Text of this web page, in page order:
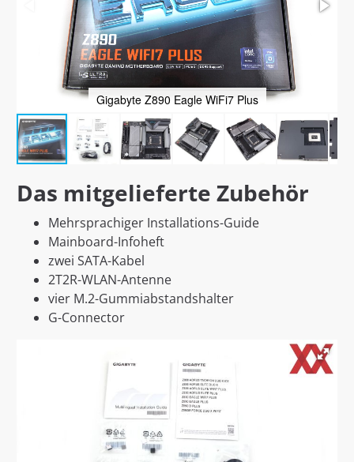
Gigabyte Z890 Eagle WiFi7 Plus
Das mitgelieferte Zubehör
Mehrsprachiger Installations-Guide
Mainboard-Infoheft
zwei SATA-Kabel
2T2R-WLAN-Antenne
vier M.2-Gummiabstandshalter
G-Connector